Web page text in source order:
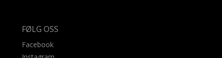
FØLG OSS
Facebook